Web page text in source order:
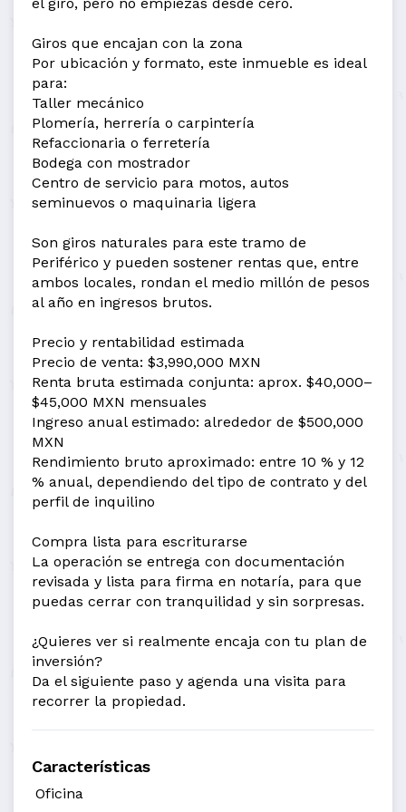
Giros que encajan con la zona
Por ubicación y formato, este inmueble es ideal
para:
Taller mecánico
Plomería, herrería o carpintería
Refaccionaria o ferretería
Bodega con mostrador
Centro de servicio para motos, autos
seminuevos o maquinaria ligera
Son giros naturales para este tramo de
Periférico y pueden sostener rentas que, entre
ambos locales, rondan el medio millón de pesos
al año en ingresos brutos.
Precio y rentabilidad estimada
Precio de venta: $3,990,000 MXN
Renta bruta estimada conjunta: aprox. $40,000–
$45,000 MXN mensuales
Ingreso anual estimado: alrededor de $500,000
MXN
Rendimiento bruto aproximado: entre 10 % y 12
% anual, dependiendo del tipo de contrato y del
perfil de inquilino
Compra lista para escriturarse
La operación se entrega con documentación
revisada y lista para firma en notaría, para que
puedas cerrar con tranquilidad y sin sorpresas.
¿Quieres ver si realmente encaja con tu plan de
inversión?
Da el siguiente paso y agenda una visita para
recorrer la propiedad.
Características
Oficina